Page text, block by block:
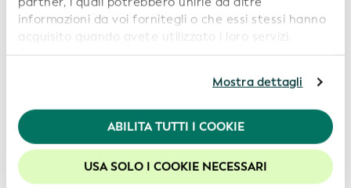
informazioni da voi fornitegli o che essi stessi hanno
acquisito quando avete utilizzato i loro servizi.
Continuando a utilizzare il nostro sito web,
informazioni, siete pregati di consultare la nostra
Politica in materia di privacy.
Per usufruire della migliore esperienza sul nostro sito
web, consigliamo di lasciare i cookie abilitati.
Mostra dettagli
ABILITA TUTTI I COOKIE
USA SOLO I COOKIE NECESSARI
Segnalazione delle informazioni sui genitori
persona giuridica, e viceversa, risponde alla domanda
i puntini e di avere una visione più approfondita delle
strutture proprietarie dei gruppi aziendali.
Nel 1° trimestre del 2026, oltre 3,13 milioni di